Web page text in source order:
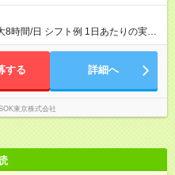
8時間/日 シフト例 1日あたりの実働
08:30～18:00 09:00～18:00 08:00
する 詳細へ
東京株式会社